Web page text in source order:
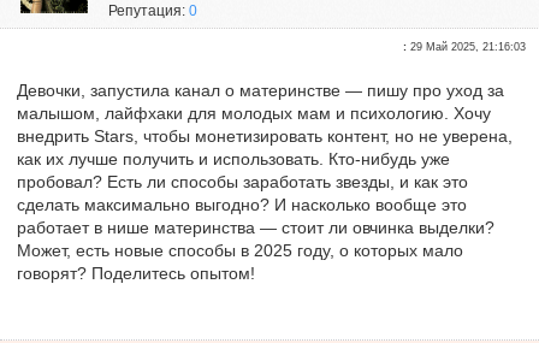
Репутация:0
:29 Май 2025, 21:16:03
Девочки, запустила канал о материнстве — пишу про уход за
малышом, лайфхаки для молодых мам и психологию. Хочу
внедрить Stars, чтобы монетизировать контент, но не уверена,
как их лучше получить и использовать. Кто-нибудь уже
пробовал? Есть ли способы заработать звезды, и как это
сделать максимально выгодно? И насколько вообще это
работает в нише материнства — стоит ли овчинка выделки?
Может, есть новые способы в 2025 году, о которых мало
говорят? Поделитесь опытом!